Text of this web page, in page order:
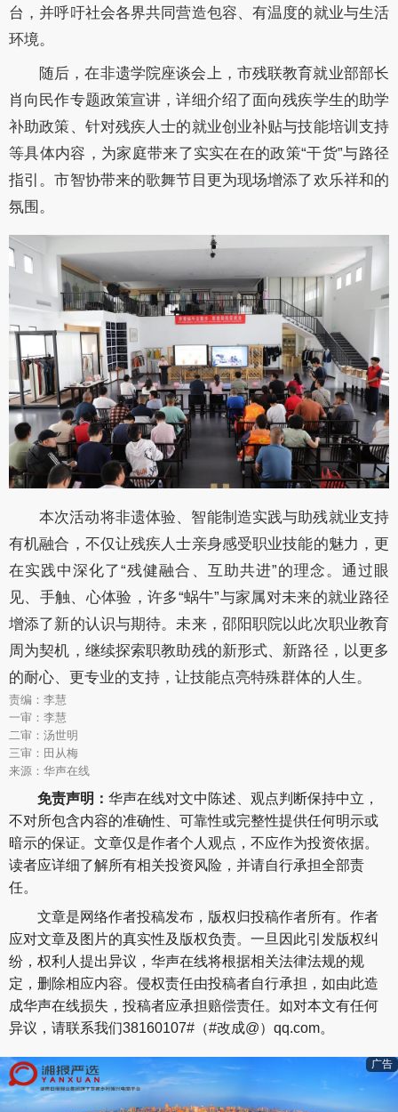
台，并呼吁社会各界共同营造包容、有温度的就业与生活
环境。
随后，在非遗学院座谈会上，市残联教育就业部部长
肖向民作专题政策宣讲，详细介绍了面向残疾学生的助学
补助政策、针对残疾人士的就业创业补贴与技能培训支持
等具体内容，为家庭带来了实实在在的政策“干货”与路径
指引。市智协带来的歌舞节目更为现场增添了欢乐祥和的
氛围。
本次活动将非遗体验、智能制造实践与助残就业支持
有机融合，不仅让残疾人士亲身感受职业技能的魅力，更
在实践中深化了“残健融合、互助共进”的理念。通过眼
见、手触、心体验，许多“蜗牛”与家属对未来的就业路径
增添了新的认识与期待。未来，邵阳职院以此次职业教育
周为契机，继续探索职教助残的新形式、新路径，以更多
的耐心、更专业的支持，让技能点亮特殊群体的人生。
责编：李慧
一审：李慧
二审：汤世明
三审：田从梅
来源：华声在线
免责声明： 华声在线对文中陈述、观点判断保持中立，
不对所包含内容的准确性、可靠性或完整性提供任何明示或
暗示的保证。文章仅是作者个人观点，不应作为投资依据。
读者应详细了解所有相关投资风险，并请自行承担全部责
任。
文章是网络作者投稿发布，版权归投稿作者所有。作者
应对文章及图片的真实性及版权负责。一旦因此引发版权纠
纷，权利人提出异议，华声在线将根据相关法律法规的规
定，删除相应内容。侵权责任由投稿者自行承担，如由此造
成华声在线损失，投稿者应承担赔偿责任。如对本文有任何
异议，请联系我们38160107#（#改成@）qq.com。
广告